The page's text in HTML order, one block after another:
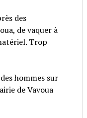
des
de vaquer à
Trop
hommes sur
de Vavoua